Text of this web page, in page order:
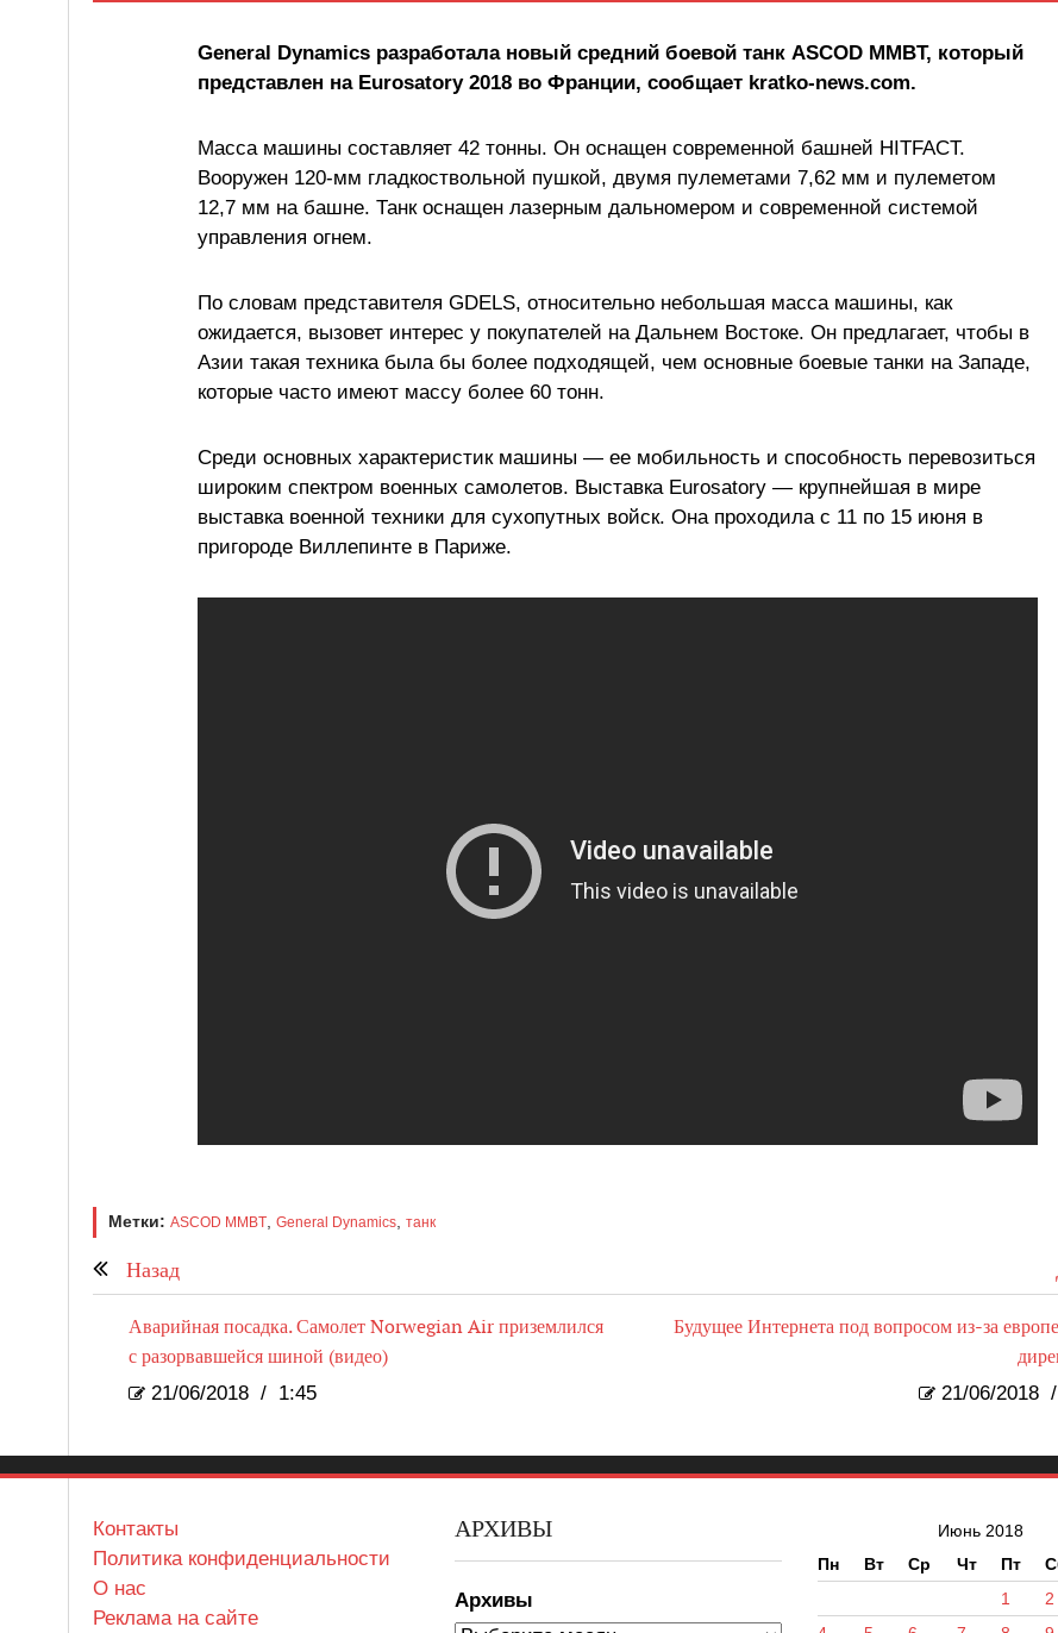
General Dynamics разработала новый средний боевой танк ASCOD MMBT, который
представлен на Eurosatory 2018 во Франции, сообщает kratko-news.com.
Масса машины составляет 42 тонны. Он оснащен современной башней HITFACT.
Вооружен 120-мм гладкоствольной пушкой, двумя пулеметами 7,62 мм и пулеметом
12,7 мм на башне. Танк оснащен лазерным дальномером и современной системой
управления огнем.
По словам представителя GDELS, относительно небольшая масса машины, как
ожидается, вызовет интерес у покупателей на Дальнем Востоке. Он предлагает, чтобы в
Азии такая техника была бы более подходящей, чем основные боевые танки на Западе,
которые часто имеют массу более 60 тонн.
Среди основных характеристик машины — ее мобильность и способность перевозиться
широким спектром военных самолетов. Выставка Eurosatory — крупнейшая в мире
выставка военной техники для сухопутных войск. Она проходила с 11 по 15 июня в
пригороде Виллепинте в Париже.
Метки: ASCOD MMBT, General Dynamics, танк
Назад
Аварийная посадка. Самолет Norwegian Air приземлился
с разорвавшейся шиной (видео)
21/06/2018 / 1:45
Будущее Интернета под вопросом из-за
21/06/2018 /
Контакты
Политика конфиденциальности
О нас
Реклама на сайте
АРХИВЫ
Архивы
Июнь 2018
Пн
Вт Ср Чт Пт
1
2